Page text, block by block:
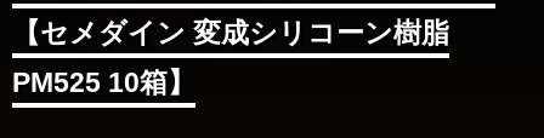
【セメダイン 変成シリコーン樹脂
PM525 10箱】